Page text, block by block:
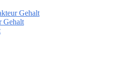
Gehalt
Gehalt